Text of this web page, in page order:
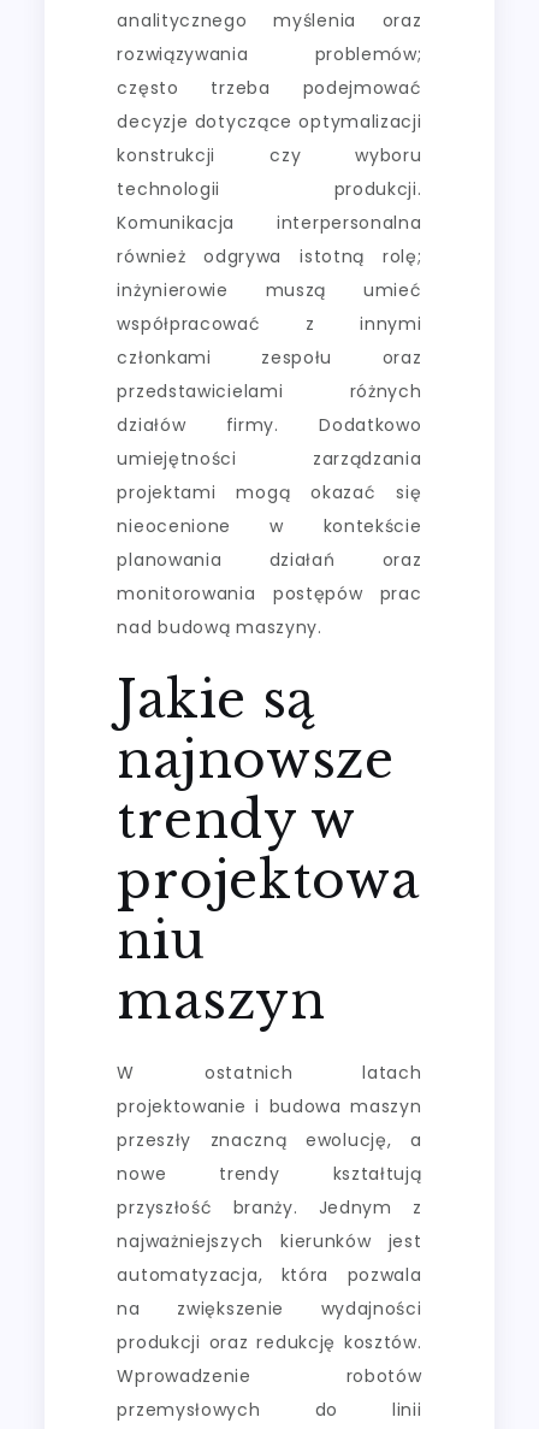
analitycznego myślenia oraz
rozwiązywania problemów;
często trzeba podejmować
decyzje dotyczące optymalizacji
konstrukcji czy wyboru
technologii produkcji.
Komunikacja interpersonalna
również odgrywa istotną rolę;
inżynierowie muszą umieć
współpracować z innymi
członkami zespołu oraz
przedstawicielami różnych
działów firmy. Dodatkowo
umiejętności zarządzania
projektami mogą okazać się
nieocenione w kontekście
planowania działań oraz
monitorowania postępów prac
nad budową maszyny.
Jakie są
najnowsze
trendy w
projektowa
niu
maszyn
W ostatnich latach
projektowanie i budowa maszyn
przeszły znaczną ewolucję, a
nowe trendy kształtują
przyszłość branży. Jednym z
najważniejszych kierunków jest
automatyzacja, która pozwala
na zwiększenie wydajności
produkcji oraz redukcję kosztów.
Wprowadzenie robotów
przemysłowych do linii